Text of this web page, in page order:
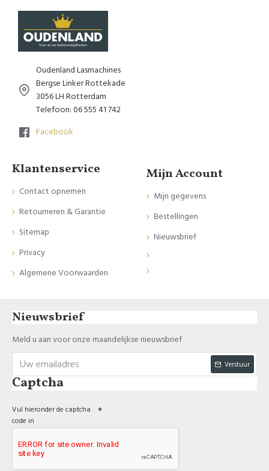
Oudenland Lasmachines
Bergse Linker Rottekade
3056 LH Rotterdam
Telefoon: 06 555 41 742
Facebook
Klantenservice
Contact opnemen
Retourneren & Garantie
Sitemap
Privacy
Algemene Voorwaarden
Mijn Account
Mijn gegevens
Bestellingen
Nieuwsbrief
Nieuwsbrief
Meld u aan voor onze maandelijkse nieuwsbrief
Verstuur
Captcha
Vul hieronder de captcha
code in